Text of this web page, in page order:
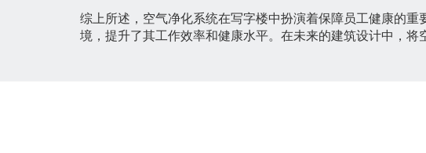
综上所述，空气净化系统在写字楼中扮演着保障员工健康的
境，提升了其工作效率和健康水平。在未来的建筑设计中，